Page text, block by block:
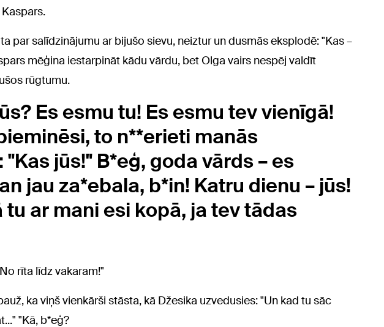
par salīdzinājumu ar bijušo sievu, neiztur un dusmās eksplodē: "Kas –
mēģina iestarpināt kādu vārdu, bet Olga vairs nespēj valdīt
rūgtumu.
Es esmu tu! Es esmu tev vienīgā!
to n**erieti manās
jūs!" B*eģ, goda vārds – es
jau za*ebala, b*in! Katru dienu – jūs!
tu ar mani esi kopā, ja tev tādas
rīta līdz vakaram!"
ka viņš vienkārši stāsta, kā Džesika uzvedusies: "Un kad tu sāc
"Kā, b*eģ?